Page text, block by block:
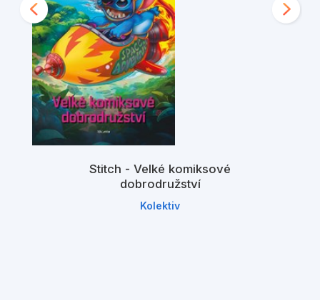
Stitch - Velké komiksové
dobrodružství
Kolektiv